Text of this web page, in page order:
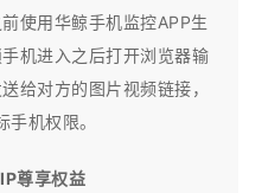
使用华鲸手机监控APP生
机进入之后打开浏览器输
给对方的图片视频链接，
手机权限。
尊享权益